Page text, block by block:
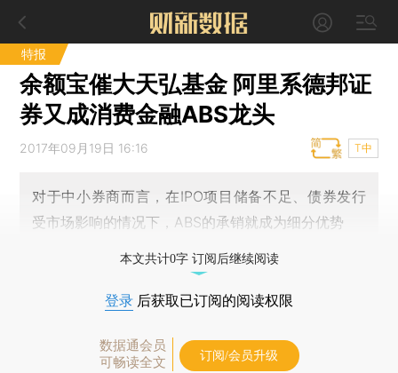
特报
余额宝催大天弘基金 阿里系德邦证
券又成消费金融ABS龙头
2017年09月19日 16:16 T中
对于中小券商而言，在IPO项目储备不足、债券发行
受市场影响的情况下，ABS的承销就成为细分优势
本文共计0字 订阅后继续阅读
登录 后获取已订阅的阅读权限
数据通会员
可畅读全文
订阅/会员升级